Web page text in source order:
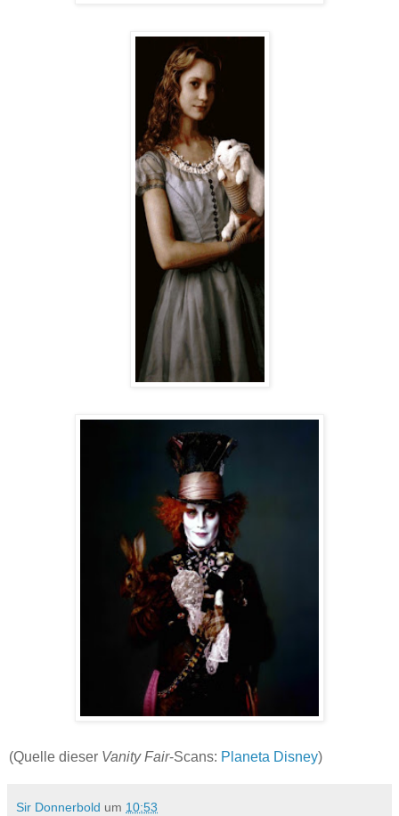
(Quelle dieser Vanity Fair-Scans: Planeta Disney)
Sir Donnerbold um 10:53